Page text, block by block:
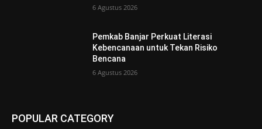
6 Agustus 2026
Pemkab Banjar Perkuat Literasi
Kebencanaan untuk Tekan Risiko
Bencana
6 Agustus 2026
POPULAR CATEGORY